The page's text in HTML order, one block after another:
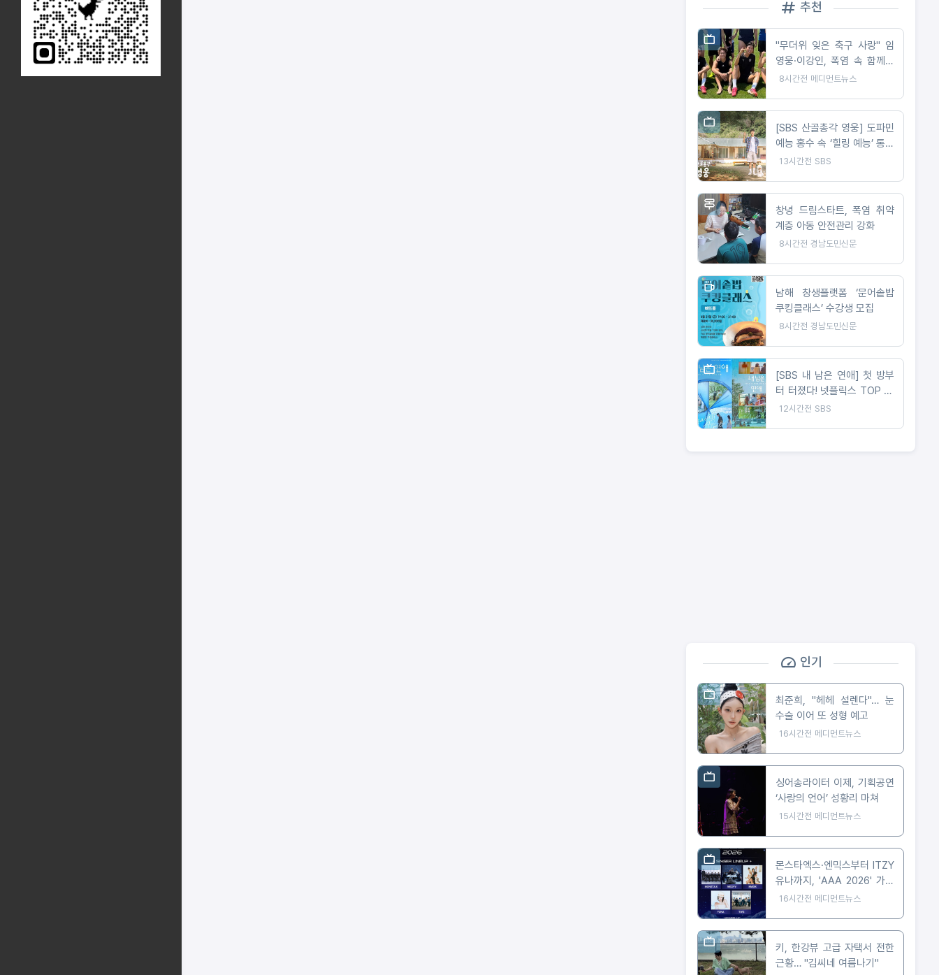
추천
"무더위 잊은 축구 사랑" 임
영웅·이강인, 폭염 속 함께한
특별한 친분
8시간전 메디먼트뉴스
[SBS 산골총각 영웅] 도파민
예능 홍수 속 ‘힐링 예능’ 통했
다!
13시간전 SBS
창녕 드림스타트, 폭염 취약
계층 아동 안전관리 강화
8시간전 경남도민신문
남해 창생플랫폼 ‘문어솥밥
쿠킹클래스’ 수강생 모집
8시간전 경남도민신문
[SBS 내 남은 연애] 첫 방부
터 터졌다! 넷플릭스 TOP 10
진입->3개국 글로벌 플랫폼
12시간전 SBS
인기
최준희, "헤헤 설렌다"… 눈
수술 이어 또 성형 예고
16시간전 메디먼트뉴스
싱어송라이터 이제, 기획공연
‘사랑의 언어’ 성황리 마쳐
15시간전 메디먼트뉴스
몬스타엑스·엔믹스부터 ITZY
유나까지, 'AAA 2026' 가오
슝 출격 확정
16시간전 메디먼트뉴스
키, 한강뷰 고급 자택서 전한
근황… "김씨네 여름나기"